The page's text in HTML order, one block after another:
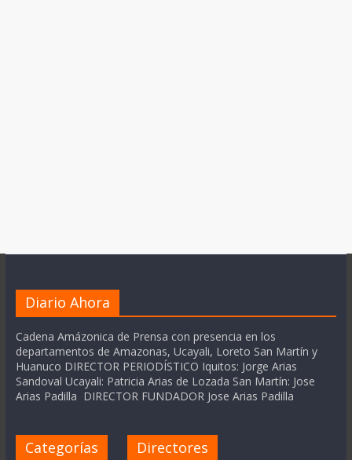
Diario Ahora
Cadena Amázonica de Prensa con presencia en los
departamentos de Amazonas, Ucayali, Loreto San Martín y
Huanuco DIRECTOR PERIODÍSTICO Iquitos: Jorge Arias
Sandoval Ucayali: Patricia Arias de Lozada San Martín: Jose
Arias Padilla DIRECTOR FUNDADOR Jose Arias Padilla
Categorías Directores